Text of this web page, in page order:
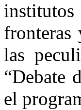
institutos
fronteras
las
“Debate
el